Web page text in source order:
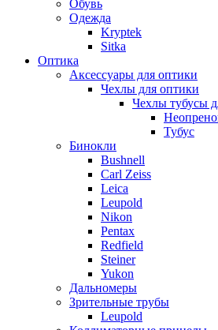
Обувь
Одежда
Kryptek
Sitka
Оптика
Аксессуары для оптики
Чехлы для оптики
Чехлы тубусы
Тубус
Бинокли
Bushnell
Carl Zeiss
Leica
Leupold
Nikon
Pentax
Redfield
Steiner
Yukon
Дальномеры
Зрительные трубы
Leupold